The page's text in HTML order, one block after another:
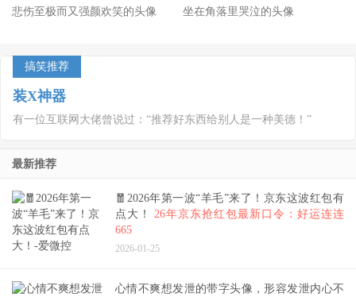
悲伤至极而又强颜欢笑的头像 坐在角落里哭泣的头像
搞笑推荐
装X神器
有一位互联网大佬曾说过：“推荐好东西给别人是一种美德！”
最新推荐
🧧2026年第一波“羊毛”来了！京东这波红包有
点大！ 26年京东抢红包最新口令：好运连连
665
2026-01-25
心情不爽想发泄的带字头像，形容发泄内心不